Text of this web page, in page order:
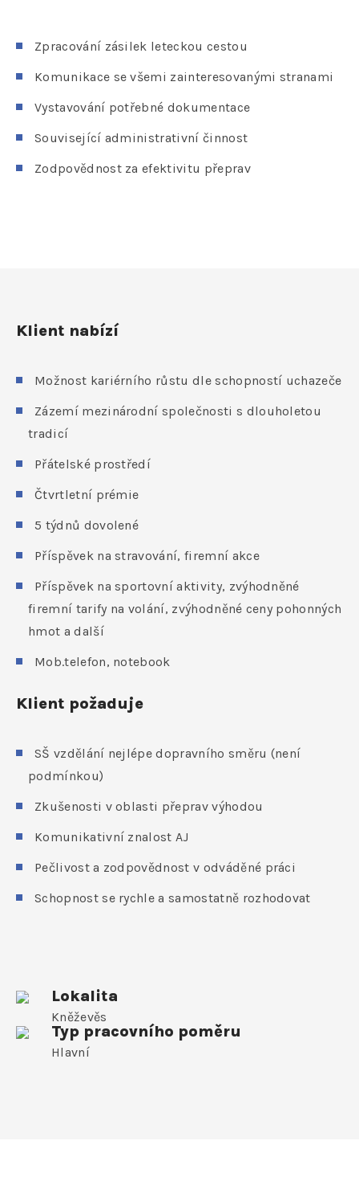
Zpracování zásilek leteckou cestou
Komunikace se všemi zainteresovanými stranami
Vystavování potřebné dokumentace
Související administrativní činnost
Zodpovědnost za efektivitu přeprav
Klient nabízí
Možnost kariérního růstu dle schopností uchazeče
Zázemí mezinárodní společnosti s dlouholetou
tradicí
Přátelské prostředí
Čtvrtletní prémie
5 týdnů dovolené
Příspěvek na stravování, firemní akce
Příspěvek na sportovní aktivity, zvýhodněné
firemní tarify na volání, zvýhodněné ceny pohonných
hmot a další
Mob.telefon, notebook
Klient požaduje
SŠ vzdělání nejlépe dopravního směru (není
podmínkou)
Zkušenosti v oblasti přeprav výhodou
Komunikativní znalost AJ
Pečlivost a zodpovědnost v odváděné práci
Schopnost se rychle a samostatně rozhodovat
Lokalita
Kněževěs
Typ pracovního poměru
Hlavní